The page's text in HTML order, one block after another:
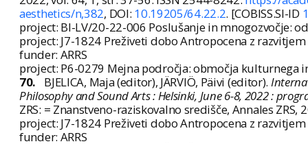
aesthetics/n,382, DOI: 10.19205/64.22.2. [COBISS.SI-ID
project: BI-LV/20-22-006 Poslušanje in mnogozvočje:
project: J7-1824 Preživeti dobo Antropocena z
funder: ARRS
project: P6-0279 Mejna področja: območja kulturnega
70.
BJELICA, Maja (editor), JÄRVIÖ, Päivi (editor).
Philosophy and Sound Arts : Helsinki, June 6-8, 2022 :
ZRS: = Znanstveno-raziskovalno središče, Annales
project: J7-1824 Preživeti dobo Antropocena z
funder: ARRS